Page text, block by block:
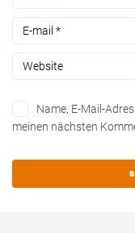
Name, E-Mail-
meinen nächsten